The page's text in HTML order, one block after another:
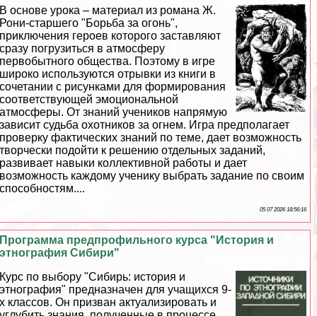
В основе урока – материал из романа Ж.
Рони-старшего "Борьба за огонь",
приключения героев которого заставляют
сразу погрузиться в атмосферу
первобытного общества. Поэтому в игре
широко используются отрывки из книги в
сочетании с рисунками для формирования
соответствующей эмоциональной
атмосферы. От знаний учеников напрямую
зависит судьба охотников за огнем. Игра предполагает
проверку фактических знаний по теме, дает возможность
творчески подойти к решению отдельных заданий,
развивает навыки коллективной работы и дает
возможность каждому ученику выбрать задание по своим
способностям....
05 07 2026 18:56:16
Программа предпрофильного курса "История и
этнография Сибири"
Курс по выбору "Сибирь: история и
этнография" предназначен для учащихся 9-
х классов. Он призван актуализировать и